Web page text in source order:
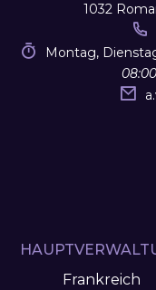
1032
Montag,
Frankreich